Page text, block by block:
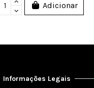
Adicionar
Informações Legais